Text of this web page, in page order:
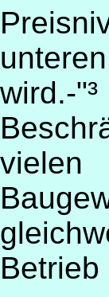
wird.-